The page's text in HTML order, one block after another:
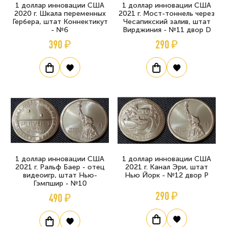
1 доллар инновации США
2020 г. Шкала переменных
Гербера, штат Коннектикут
- №6
390 ₽
1 доллар инновации США
2021 г. Мост-тоннель через
Чесапикский залив, штат
Вирджиния - №11 двор D
290 ₽
1 доллар инновации США
2021 г. Ральф Баер - отец
видеоигр, штат Нью-
Гэмпшир - №10
490 ₽
1 доллар инновации США
2021 г. Канал Эри, штат
Нью Йорк - №12 двор P
290 ₽